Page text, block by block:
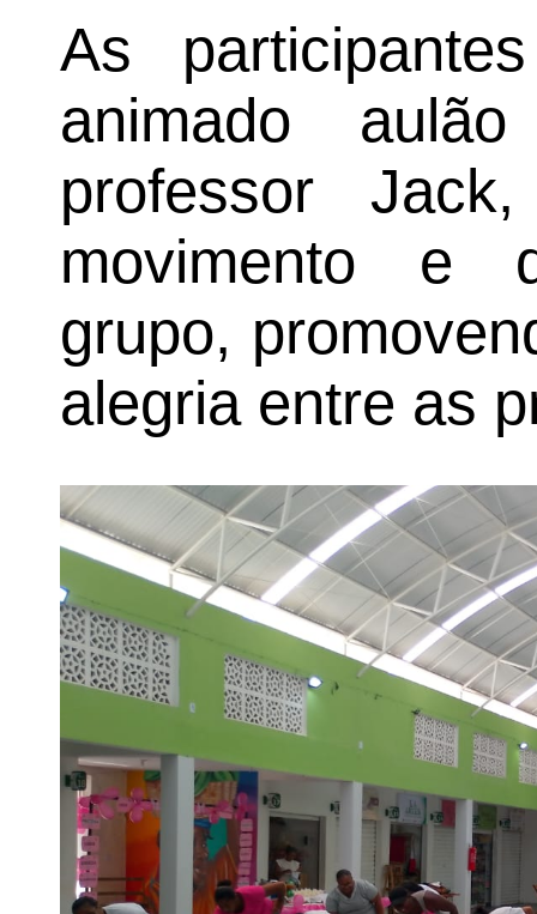
As
animado
professor
movimento e
grupo,
alegria entre as